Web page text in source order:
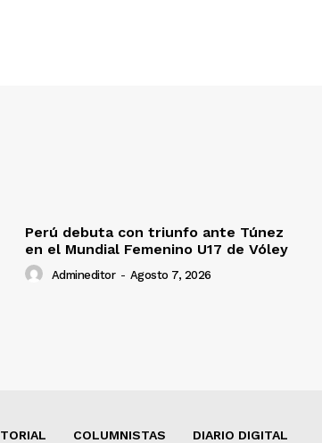
Perú debuta con triunfo ante Túnez
en el Mundial Femenino U17 de Vóley
Admineditor - Agosto 7, 2026
COLUMNISTAS DIARIO DIGITAL